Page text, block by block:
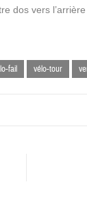
dos vers
fail vélo-tour